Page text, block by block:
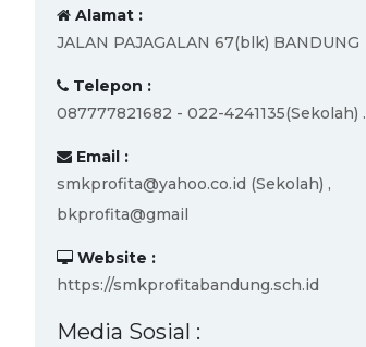
Alamat :
JALAN PAJAGALAN 67(blk) BANDUNG
Telepon :
087777821682 - 022-4241135(Sekolah) .
Email :
smkprofita@yahoo.co.id (Sekolah) ,
bkprofita@gmail
Website :
https://smkprofitabandung.sch.id
Media Sosial :